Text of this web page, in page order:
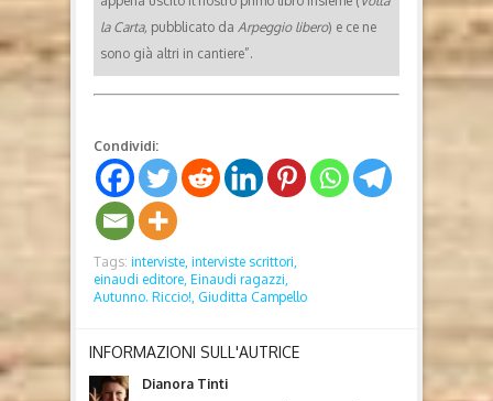
la Carta, pubblicato da Arpeggio libero) e ce ne
sono già altri in cantiere”.
Condividi:
Tags: interviste, interviste scrittori,
einaudi editore, Einaudi ragazzi,
Autunno. Riccio!, Giuditta Campello
INFORMAZIONI SULL'AUTRICE
Dianora Tinti